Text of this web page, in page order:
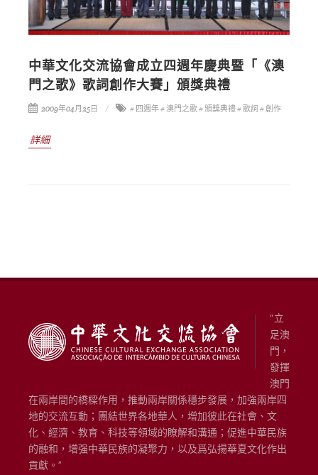
中華文化交流協會成立四週年慶典暨「《澳
門之歌》歌詞創作大賽」頒獎典禮
2009年04月25日 # 四週年# 澳門之歌# 頒獎典禮# 歌詞 # 創作
詳細
“立
足澳
門，
發揮
澳門
在兩岸間的橋樑作用，推動兩岸關係穩步發展，加強兩岸四
地的交流互動；團結世界各地華人，增加彼此在社會、文
化、經濟、教育、科技等領域的瞭解和溝通；促進中華民族
的融和，增强中華民族的凝聚力，以及爲弘揚華夏文化作出
貢獻。”